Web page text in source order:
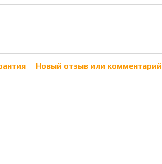
Новый отзыв или комментарий